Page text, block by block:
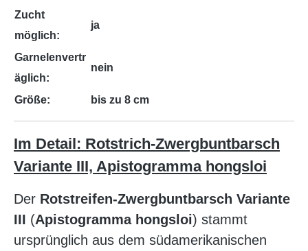
Zucht
möglich:
ja
Garnelenvertr
äglich:
nein
Größe: bis zu 8 cm
Im Detail: Rotstrich-Zwergbuntbarsch
Variante III, Apistogramma hongsloi
Der Rotstreifen-Zwergbuntbarsch Variante
III (Apistogramma hongsloi) stammt
ursprünglich aus dem südamerikanischen